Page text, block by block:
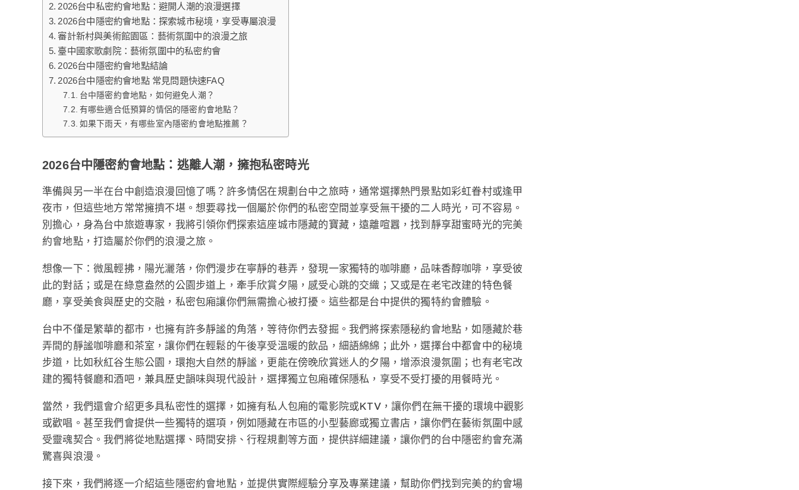
2026台中私密約會地點：避開人潮的浪漫選擇
2026台中隱密約會地點：探索城市秘境，享受專屬浪漫
審計新村與美術館園區：藝術氛圍中的浪漫之旅
臺中國家歌劇院：藝術氛圍中的私密約會
2026台中隱密約會地點結論
2026台中隱密約會地點 常見問題快速FAQ
台中隱密約會地點，如何避免人潮？
有哪些適合低預算的情侶的隱密約會地點？
如果下雨天，有哪些室內隱密約會地點推薦？
2026台中隱密約會地點：逃離人潮，擁抱私密時光
準備與另一半在台中創造浪漫回憶了嗎？許多情侶在規劃台中之旅時，通常選擇熱門景點如彩虹眷村或逢甲
夜市，但這些地方常常擁擠不堪。想要尋找一個屬於你們的私密空間並享受無干擾的二人時光，可不容易。
別擔心，身為台中旅遊專家，我將引領你們探索這座城市隱藏的寶藏，遠離喧囂，找到靜享甜蜜時光的完美
約會地點，打造屬於你們的浪漫之旅。
想像一下：微風輕拂，陽光灑落，你們漫步在寧靜的巷弄，發現一家獨特的咖啡廳，品味香醇咖啡，享受彼
此的對話；或是在綠意盎然的公園步道上，牽手欣賞夕陽，感受心跳的交織；又或是在老宅改建的特色餐
廳，享受美食與歷史的交融，私密包廂讓你們無需擔心被打擾。這些都是台中提供的獨特約會體驗。
台中不僅是繁華的都市，也擁有許多靜謐的角落，等待你們去發掘。我們將探索隱秘約會地點，如隱藏於巷
弄間的靜謐咖啡廳和茶室，讓你們在輕鬆的午後享受溫暖的飲品，細語綿綿；此外，選擇台中都會中的秘境
步道，比如秋紅谷生態公園，環抱大自然的靜謐，更能在傍晚欣賞迷人的夕陽，增添浪漫氛圍；也有老宅改
建的獨特餐廳和酒吧，兼具歷史韻味與現代設計，選擇獨立包廂確保隱私，享受不受打擾的用餐時光。
當然，我們還會介紹更多具私密性的選擇，如擁有私人包廂的電影院或KTV，讓你們在無干擾的環境中觀影
或歡唱。甚至我們會提供一些獨特的選項，例如隱藏在市區的小型藝廊或獨立書店，讓你們在藝術氛圍中感
受靈魂契合。我們將從地點選擇、時間安排、行程規劃等方面，提供詳細建議，讓你們的台中隱密約會充滿
驚喜與浪漫。
接下來，我們將逐一介紹這些隱密約會地點，並提供實際經驗分享及專業建議，幫助你們找到完美的約會場